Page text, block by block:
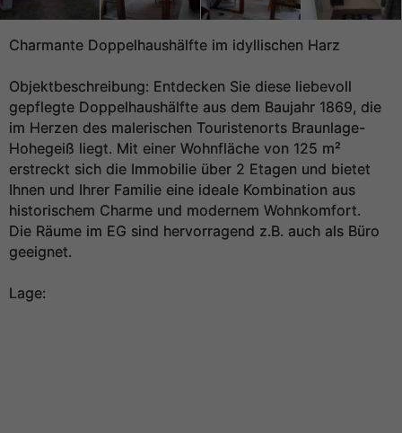
Charmante Doppelhaushälfte im idyllischen Harz
Objektbeschreibung: Entdecken Sie diese liebevoll
gepflegte Doppelhaushälfte aus dem Baujahr 1869, die
im Herzen des malerischen Touristenorts Braunlage-
Hohegeiß liegt. Mit einer Wohnfläche von 125 m²
erstreckt sich die Immobilie über 2 Etagen und bietet
Ihnen und Ihrer Familie eine ideale Kombination aus
historischem Charme und modernem Wohnkomfort.
Die Räume im EG sind hervorragend z.B. auch als Büro
geeignet.
Lage: